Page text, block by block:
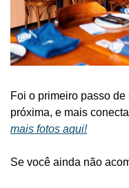
Foi o primeiro passo
próxima, e mais
mais fotos aqui!
Se você ainda não